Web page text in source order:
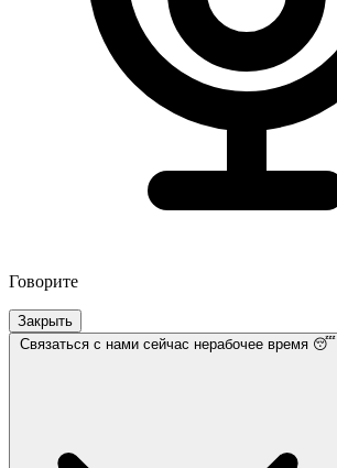
Говорите
Закрыть
Связаться с нами сейчас нерабочее время 😴